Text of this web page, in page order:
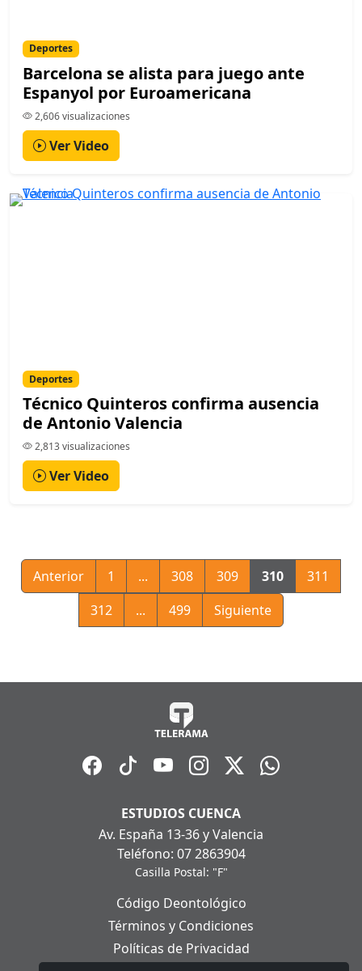
Deportes
Barcelona se alista para juego ante
Espanyol por Euroamericana
2,606 visualizaciones
Ver Video
Deportes
Técnico Quinteros confirma ausencia
de Antonio Valencia
2,813 visualizaciones
Ver Video
Anterior 1 ... 308 309 310
311
312
... 499 Siguiente
ESTUDIOS CUENCA
Av. España 13-36 y Valencia
Teléfono: 07 2863904
Casilla Postal: "F"
Código Deontológico
Términos y Condiciones
Políticas de Privacidad